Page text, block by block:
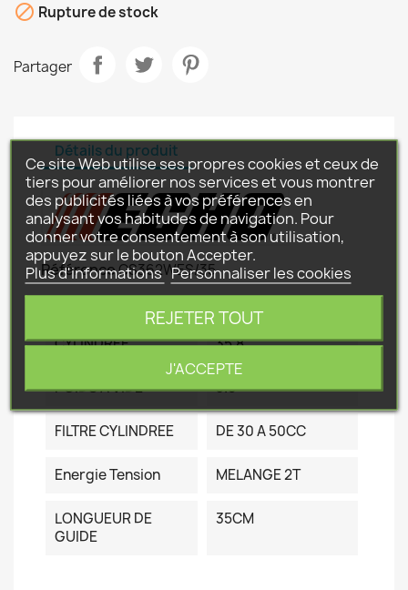
 Rupture de stock
Partager
Détails du produit
RéférenceCS362WES/35
Fiche technique
CYLINDREE
35.8
POIDS A VIDE 3.8
FILTRE CYLINDREE DE 30 A 50CC
Energie Tension MELANGE 2T
LONGUEUR DE
GUIDE
35CM
Ce site Web utilise ses propres cookies et ceux de
tiers pour améliorer nos services et vous montrer
des publicités liées à vos préférences en
analysant vos habitudes de navigation. Pour
donner votre consentement à son utilisation,
appuyez sur le bouton Accepter.
Plus d'informations Personnaliser les cookies
REJETER TOUT
J'ACCEPTE